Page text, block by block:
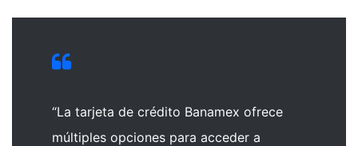
“La tarjeta de crédito Banamex ofrece
múltiples opciones para acceder a